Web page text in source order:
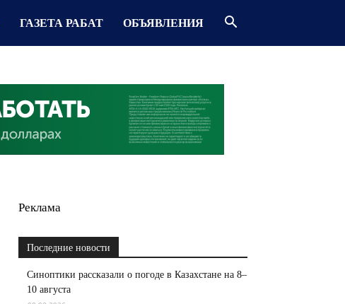
ГАЗЕТА РАБАТ ОБЪЯВЛЕНИЯ
Реклама
Последние новости
Синоптики рассказали о погоде в Казахстане на 8–
10 августа